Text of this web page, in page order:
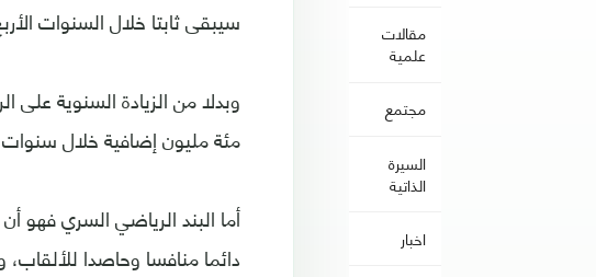
مقالات
علمية
مجتمع
السيرة
الذاتية
اخبار
سيبقى ثابتا خلال السنوات
مئة مليون إضافية خلال
أما البند الرياضي السري
دائما منافسا وحاصدا